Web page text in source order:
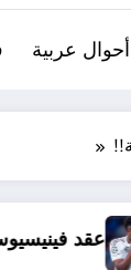
أحوال عربية
العقل